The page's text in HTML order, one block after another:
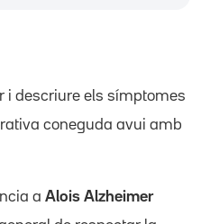
i descriure els símptomes
coneguda avui amb
a Alois Alzheimer